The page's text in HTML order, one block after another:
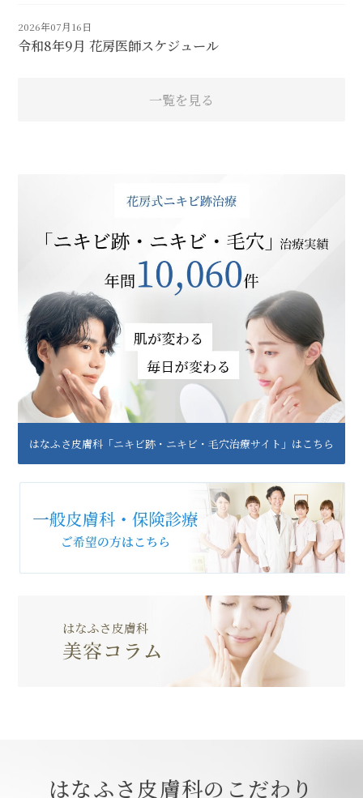
2026年07月16日
令和8年9月 花房医師スケジュール
一覧を見る
はなふさ皮膚科「ニキビ跡・ニキビ・毛穴治療サイト」はこちら
はなふさ皮膚科のこだわり